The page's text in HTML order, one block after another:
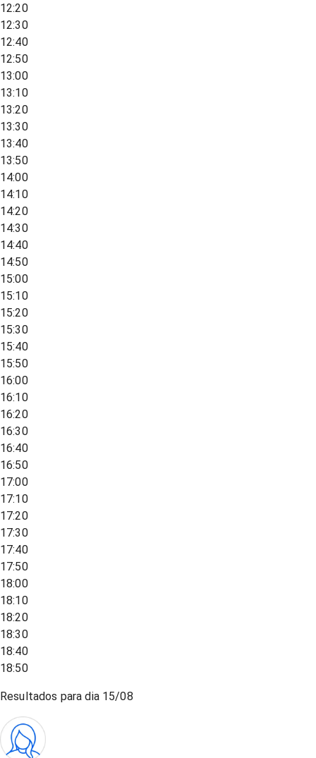
12:20
12:30
12:40
12:50
13:00
13:10
13:20
13:30
13:40
13:50
14:00
14:10
14:20
14:30
14:40
14:50
15:00
15:10
15:20
15:30
15:40
15:50
16:00
16:10
16:20
16:30
16:40
16:50
17:00
17:10
17:20
17:30
17:40
17:50
18:00
18:10
18:20
18:30
18:40
18:50
Resultados para dia 15/08